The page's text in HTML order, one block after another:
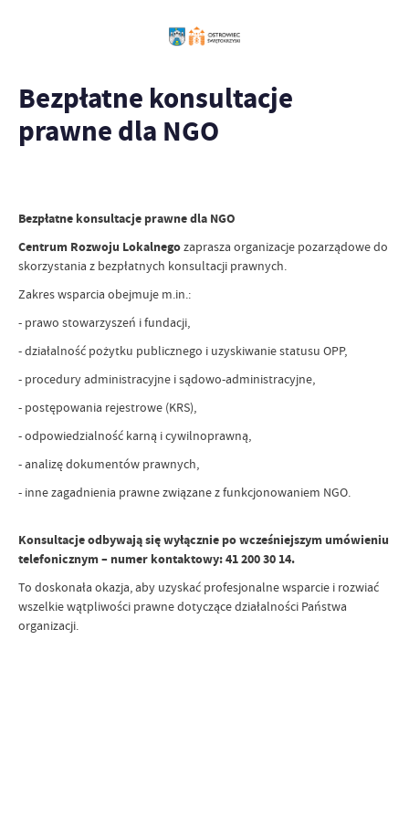
Bezpłatne konsultacje
prawne dla NGO
Bezpłatne konsultacje prawne dla NGO
Centrum Rozwoju Lokalnegozaprasza organizacje pozarządowe do
skorzystania z bezpłatnych konsultacji prawnych.
Zakres wsparcia obejmuje m.in.:
- prawo stowarzyszeń i fundacji,
- działalność pożytku publicznego i uzyskiwanie statusu OPP,
- procedury administracyjne i sądowo-administracyjne,
- postępowania rejestrowe (KRS),
- odpowiedzialność karną i cywilnoprawną,
- analizę dokumentów prawnych,
- inne zagadnienia prawne związane z funkcjonowaniem NGO.
Konsultacje odbywają się wyłącznie po wcześniejszym umówieniu
telefonicznym – numer kontaktowy: 41 200 30 14.
To doskonała okazja, aby uzyskać profesjonalne wsparcie i rozwiać
wszelkie wątpliwości prawne dotyczące działalności Państwa
organizacji.